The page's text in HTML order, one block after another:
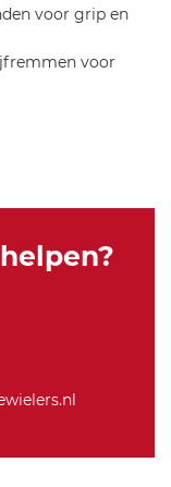
voor grip en
voor